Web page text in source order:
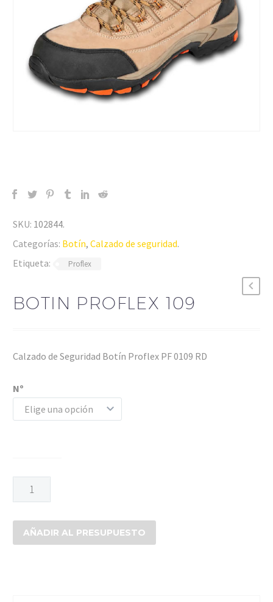
SKU: 102844.
Categorías: Botín, Calzado de seguridad.
Etiqueta:
Proflex
BOTIN PROFLEX 109
Calzado de Seguridad Botín Proflex PF 0109 RD
Nº
Elige una opción
BOTIN
PROFLEX
cantidad
AÑADIR AL PRESUPUESTO